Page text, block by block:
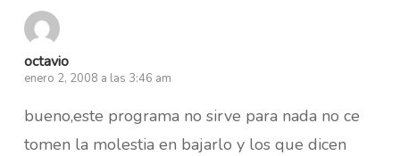
octavio
enero 2, 2008 a las 3:46 am
bueno,este programa no sirve para nada no ce
tomen la molestia en bajarlo y los que dicen